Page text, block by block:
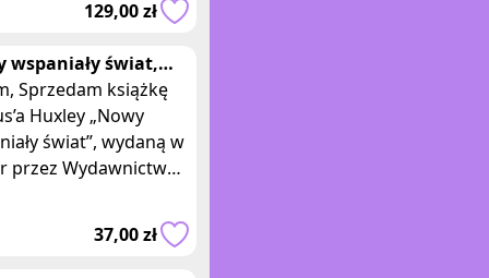
129,00 zł
wspaniały świat,
Huxley Wydanie I
Huxley „Nowy
świat”, wydaną w
przez Wydawnictwo
37,00 zł